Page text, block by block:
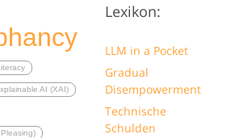
AI (XAI)
Lexikon:
LLM in a Pocket
Gradual
Disempowerment
Technische
Schulden